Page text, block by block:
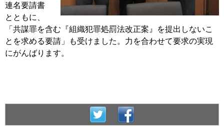
連名要請書
とともに、
「共謀罪を含む『組織犯罪処罰法改正案』を提出しないこ
とを求める要請」も受けました。力を合わせて要求の実現
にがんばります。